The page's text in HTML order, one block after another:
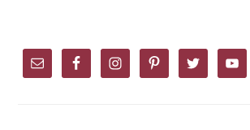
SIDEBAR